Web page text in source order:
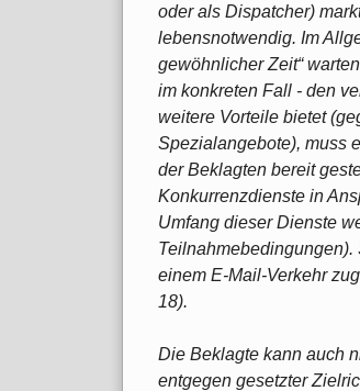
oder als Dispatcher)
lebensnotwendig. Im
gewöhnlicher Zeit“
im konkreten Fall - den
weitere Vorteile bietet
Spezialangebote), muss
der Beklagten bereit
Konkurrenzdienste in
Umfang dieser Dienste
einem E-Mail-Verkehr
18).
Die Beklagte kann auch
entgegen gesetzter